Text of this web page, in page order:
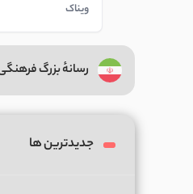
ویناک
رسانهٔ بزرگ
جدیدترین ها